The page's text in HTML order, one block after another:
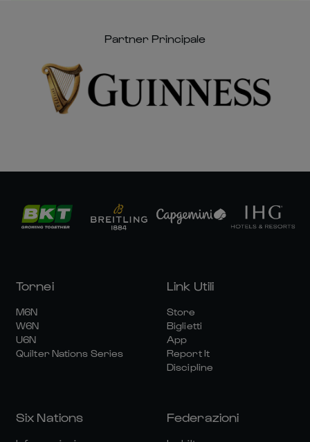
Partner Principale
Tornei
M6N
W6N
U6N
Quilter Nations Series
Link Utili
Store
Biglietti
App
Report It
Discipline
Six Nations Federazioni